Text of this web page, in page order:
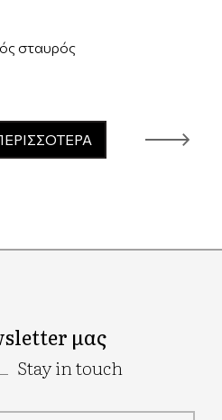
σταυρός
μας
Stay in touch